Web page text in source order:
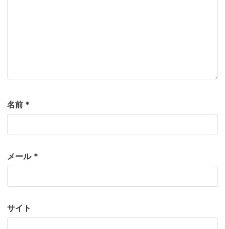
名前 *
メール *
サイト